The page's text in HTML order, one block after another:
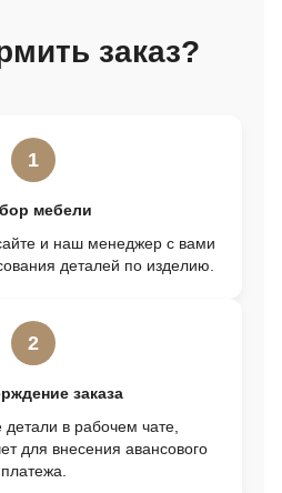
заказ?
1
мебели
и наш менеджер с вами
деталей по изделию.
2
заказа
детали в рабочем чате,
для внесения авансового
платежа.